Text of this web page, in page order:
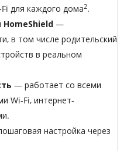
для каждого дома2.
—
в том числе родительский
в реальном
— работает со всеми
Wi-Fi, интернет-
настройка через